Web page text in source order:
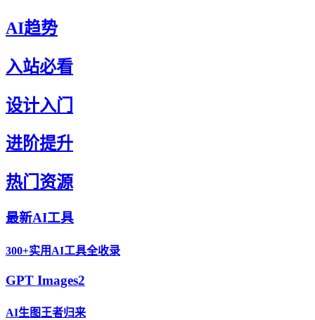
AI趋势
入站必看
设计入门
进阶提升
热门资源
最新AI工具
300+实用AI工具全收录
GPT Images2
AI生图王者归来